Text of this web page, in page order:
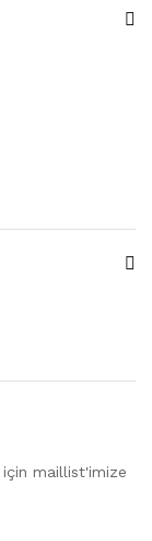
maillist'imize